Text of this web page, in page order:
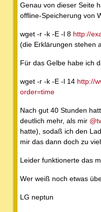
Genau von dieser Seite
offline-Speicherung von
wget -r -k -E -l 8 http://
(die Erklärungen stehen
Für das Gelbe habe ich
wget -r -k -E -l 14 http://
order=time
Nach gut 40 Stunden
deutlich mehr, als mir
hatte), sodaß ich den
mir das dann doch zu viel
Leider funktionerte das
Wer weiß noch etwas
LG neptun